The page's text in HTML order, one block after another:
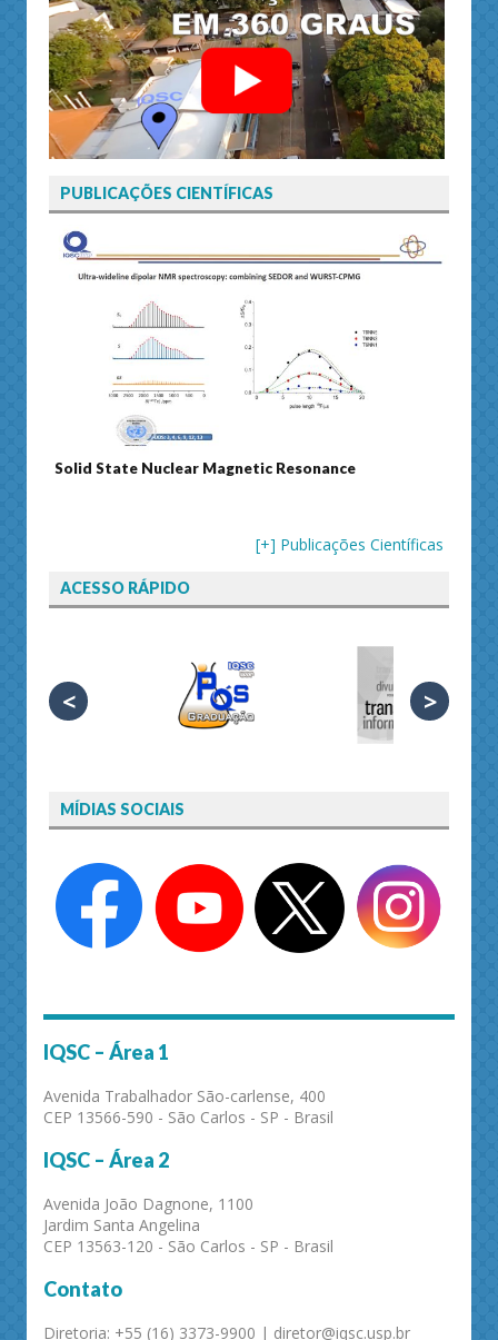
PUBLICAÇÕES CIENTÍFICAS
Solid State Nuclear Magnetic Resonance
[+] Publicações Científicas
ACESSO RÁPIDO
< >
MÍDIAS SOCIAIS
IQSC – Área 1
Avenida Trabalhador São-carlense, 400
CEP 13566-590 - São Carlos - SP - Brasil
IQSC – Área 2
Avenida João Dagnone, 1100
Jardim Santa Angelina
CEP 13563-120 - São Carlos - SP - Brasil
Contato
Diretoria: +55 (16) 3373-9900 | diretor@iqsc.usp.br